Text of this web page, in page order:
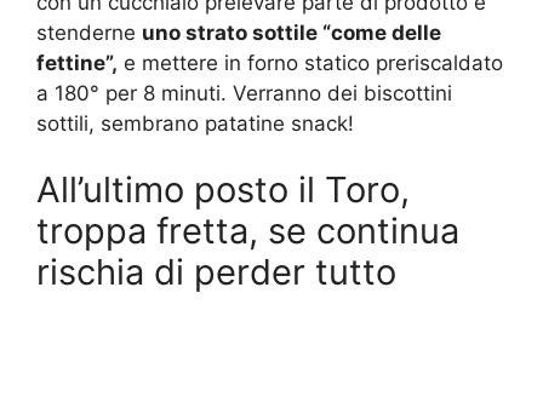
stenderne uno strato sottile “come delle
fettine”, e mettere in forno statico preriscaldato
a 180° per 8 minuti. Verranno dei biscottini
sottili, sembrano patatine snack!
All’ultimo posto il Toro,
troppa fretta, se continua
rischia di perder tutto